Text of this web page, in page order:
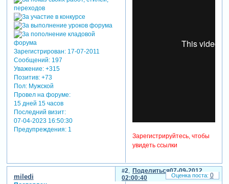
Зарегистрирован: 17-07-2011
Сообщений:197
Уважение: +315
Позитив: +73
Пол:Мужской
Провел на форуме:
15 дней 15 часов
Последний визит:
07-04-2023 16:50:30
Предупреждения:1
Зарегистрируйтесь, чтобы
увидеть ссылки
Поделиться
2
07-09-2012
02:00:40
miledi 0